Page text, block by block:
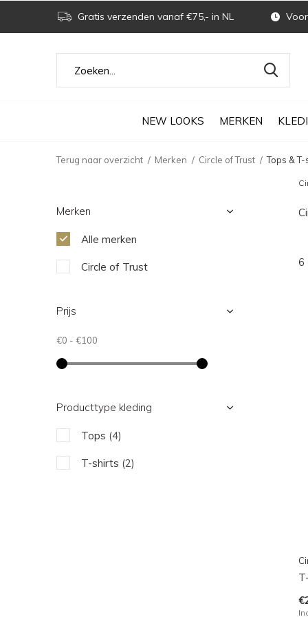
NEW LOOKS MERKEN
Gratis verzenden vanaf €75,- in NL
Terug naar overzicht Merken Circle of Trust Tops &
6
Merken
Alle merken
Circle of Trust
Prijs
€0 - €100
Producttype kleding
Tops (4)
T-shirts (2)